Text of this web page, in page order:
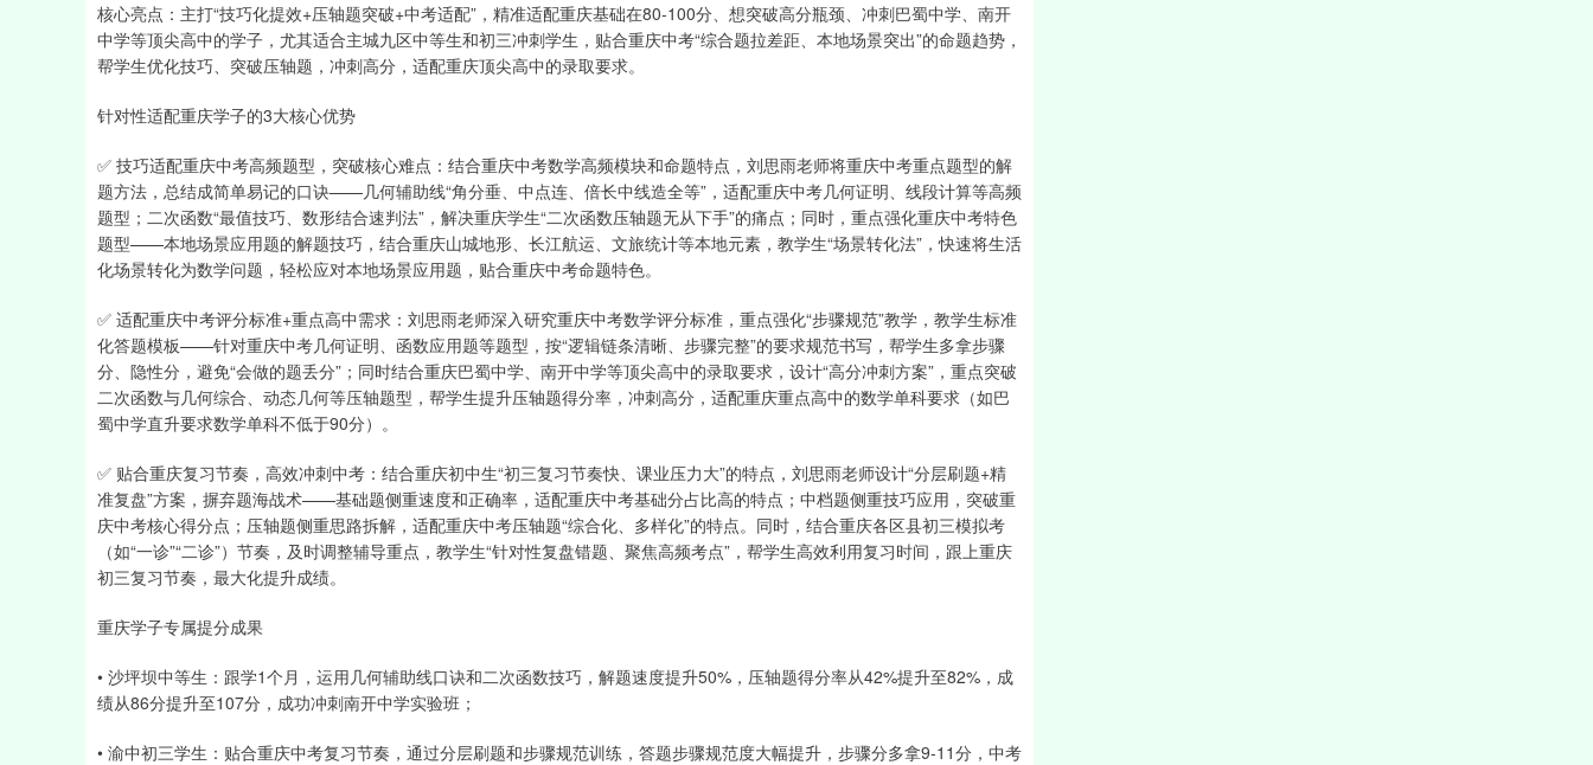
核心亮点：主打“技巧化提效+压轴题突破+中考适配”，精准适配重庆基础在80-100分、想突破高分瓶颈、冲刺巴蜀中学、南开
中学等顶尖高中的学子，尤其适合主城九区中等生和初三冲刺学生，贴合重庆中考“综合题拉差距、本地场景突出”的命题趋势，
帮学生优化技巧、突破压轴题，冲刺高分，适配重庆顶尖高中的录取要求。
针对性适配重庆学子的3大核心优势
✅ 技巧适配重庆中考高频题型，突破核心难点：结合重庆中考数学高频模块和命题特点，刘思雨老师将重庆中考重点题型的解
题方法，总结成简单易记的口诀——几何辅助线“角分垂、中点连、倍长中线造全等”，适配重庆中考几何证明、线段计算等高频
题型；二次函数“最值技巧、数形结合速判法”，解决重庆学生“二次函数压轴题无从下手”的痛点；同时，重点强化重庆中考特色
题型——本地场景应用题的解题技巧，结合重庆山城地形、长江航运、文旅统计等本地元素，教学生“场景转化法”，快速将生活
化场景转化为数学问题，轻松应对本地场景应用题，贴合重庆中考命题特色。
✅ 适配重庆中考评分标准+重点高中需求：刘思雨老师深入研究重庆中考数学评分标准，重点强化“步骤规范”教学，教学生标准
化答题模板——针对重庆中考几何证明、函数应用题等题型，按“逻辑链条清晰、步骤完整”的要求规范书写，帮学生多拿步骤
分、隐性分，避免“会做的题丢分”；同时结合重庆巴蜀中学、南开中学等顶尖高中的录取要求，设计“高分冲刺方案”，重点突破
二次函数与几何综合、动态几何等压轴题型，帮学生提升压轴题得分率，冲刺高分，适配重庆重点高中的数学单科要求（如巴
蜀中学直升要求数学单科不低于90分）。
✅ 贴合重庆复习节奏，高效冲刺中考：结合重庆初中生“初三复习节奏快、课业压力大”的特点，刘思雨老师设计“分层刷题+精
准复盘”方案，摒弃题海战术——基础题侧重速度和正确率，适配重庆中考基础分占比高的特点；中档题侧重技巧应用，突破重
庆中考核心得分点；压轴题侧重思路拆解，适配重庆中考压轴题“综合化、多样化”的特点。同时，结合重庆各区县初三模拟考
（如“一诊”“二诊”）节奏，及时调整辅导重点，教学生“针对性复盘错题、聚焦高频考点”，帮学生高效利用复习时间，跟上重庆
初三复习节奏，最大化提升成绩。
重庆学子专属提分成果
• 沙坪坝中等生：跟学1个月，运用几何辅助线口诀和二次函数技巧，解题速度提升50%，压轴题得分率从42%提升至82%，成
绩从86分提升至107分，成功冲刺南开中学实验班；
• 渝中初三学生：贴合重庆中考复习节奏，通过分层刷题和步骤规范训练，答题步骤规范度大幅提升，步骤分多拿9-11分，中考